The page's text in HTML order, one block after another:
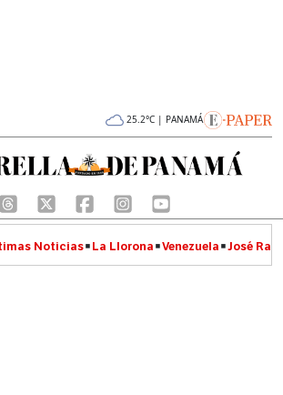
25.2°C | PANAMÁ
Noticias La Llorona Venezuela José